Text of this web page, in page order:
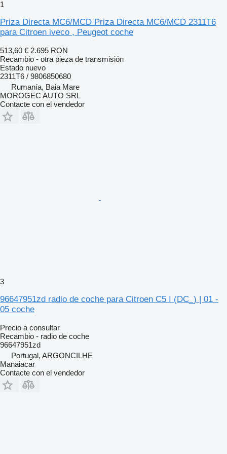
1
Priza Directa MC6/MCD Priza Directa MC6/MCD 2311T6
para Citroen iveco , Peugeot coche
513,60 € 2.695 RON
Recambio - otra pieza de transmisión
Estado nuevo
2311T6 / 9806850680
Rumanía, Baia Mare
MOROGEC AUTO SRL
Contacte con el vendedor
3
96647951zd radio de coche para Citroen C5 I (DC_) | 01 -
05 coche
Precio a consultar
Recambio - radio de coche
96647951zd
Portugal, ARGONCILHE
Manaiacar
Contacte con el vendedor